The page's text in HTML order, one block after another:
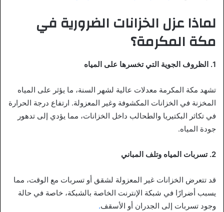
لماذا عزل الخزانات الضرورية في
مكة المكرمة؟
1. الظروف الجوية التي تخسرها على المياه
تشهد مكة المكرمة معدلات عالية لشهر السنة، ما يؤثر على المياه
المخزنة في الخزانات المكشوفة وغير المعزولة. ارتفاع درجة الحرارة
في تكاثر البكتيريا والطحالب داخل الخزانات، مما يؤدي إلى تدهور
جودة المياه.
2. تسربات المياه وتلف المباني
قد تتعرض الخزانات غير المعزولة لشقق أو تسربات مع الوقت، مما
يسبب أضرارًا في شبكة الإنترنت الخاصة بالشبكة، خاصة في حالة
وجود تسربات إلى الجدران أو الأسقف.